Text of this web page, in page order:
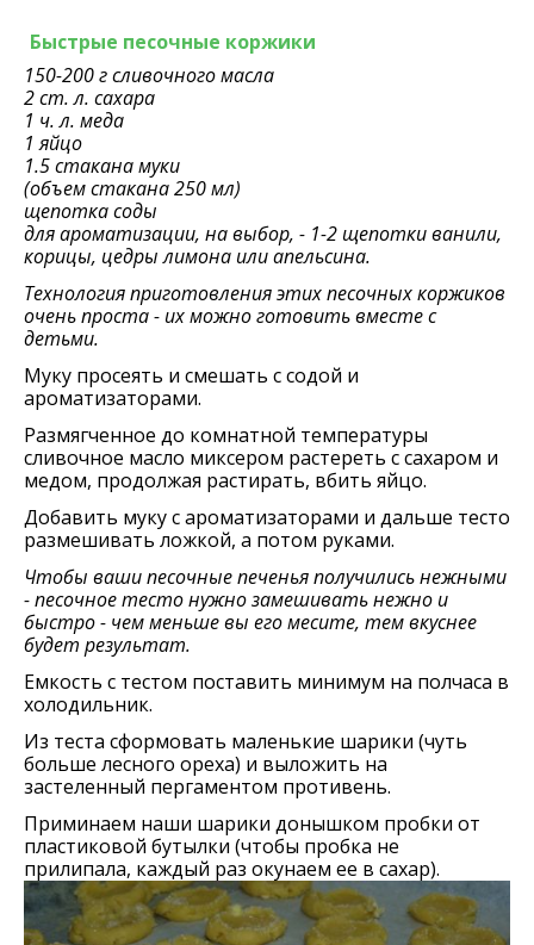
Быстрые песочные коржики
150-200 г сливочного масла
2 ст. л. сахара
1 ч. л. меда
1 яйцо
1.5 стакана муки
(объем стакана 250 мл)
щепотка соды
для ароматизации, на выбор, - 1-2 щепотки ванили,
корицы, цедры лимона или апельсина.
Технология приготовления этих песочных коржиков
очень проста - их можно готовить вместе с
детьми.
Муку просеять и смешать с содой и
ароматизаторами.
Размягченное до комнатной температуры
сливочное масло миксером растереть с сахаром и
медом, продолжая растирать, вбить яйцо.
Добавить муку с ароматизаторами и дальше тесто
размешивать ложкой, а потом руками.
Чтобы ваши песочные печенья получились нежными
- песочное тесто нужно замешивать нежно и
быстро - чем меньше вы его месите, тем вкуснее
будет результат.
Емкость с тестом поставить минимум на полчаса в
холодильник.
Из теста сформовать маленькие шарики (чуть
больше лесного ореха) и выложить на
застеленный пергаментом противень.
Приминаем наши шарики донышком пробки от
пластиковой бутылки (чтобы пробка не
прилипала, каждый раз окунаем ее в сахар).